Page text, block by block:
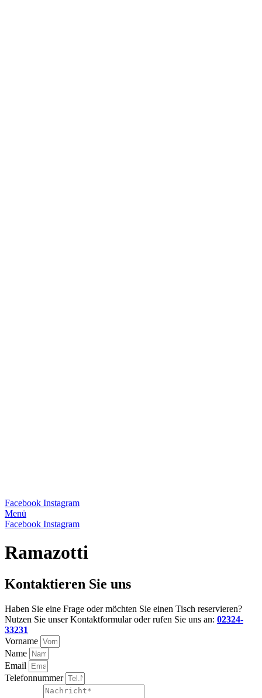
Facebook Instagram
Menü
Facebook Instagram
Ramazotti
Kontaktieren Sie uns
Haben Sie eine Frage oder möchten Sie einen Tisch reservieren?
Nutzen Sie unser Kontaktformular oder rufen Sie uns an: 02324-
33231
Vorname
Name
Email
Telefonnummer